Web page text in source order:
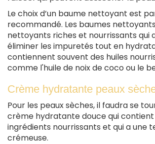
Le choix d’un baume nettoyant est
recommandé. Les baumes
nettoyants riches et nourrissants qui
éliminer les impuretés tout en
contiennent souvent des huiles
comme l'huile de noix de coco ou le
Crème hydratante peaux
Pour les peaux sèches, il faudra se
crème hydratante douce qui contient
ingrédients nourrissants et qui a une
crémeuse.